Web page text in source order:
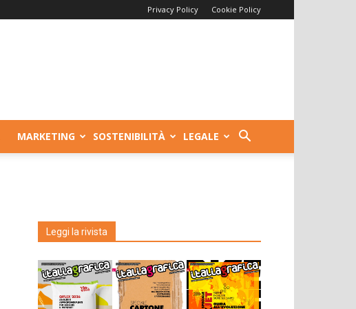
Privacy Policy Cookie Policy
MARKETING SOSTENIBILITÀ LEGALE
Leggi la rivista